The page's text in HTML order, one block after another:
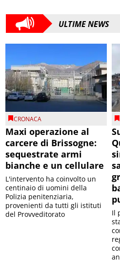
ULTIME NEWS
CRONACA
Maxi operazione al
carcere di Brissogne:
sequestrate armi
bianche e un cellulare
L'intervento ha coinvolto un
centinaio di uomini della
Polizia penitenziaria,
provenienti da tutti gli istituti
del Provveditorato
Il